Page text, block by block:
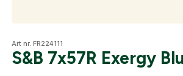
Optik
Art nr. FR224111
S&B 7x57R Exergy
skapat. I vår FAQ hittar du svar på de
frågorna gällande Mitt konto.